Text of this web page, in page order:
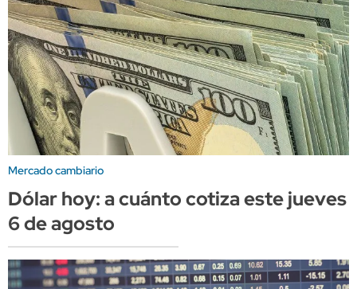
Mercado cambiario
Dólar hoy: a cuánto cotiza este jueves
6 de agosto